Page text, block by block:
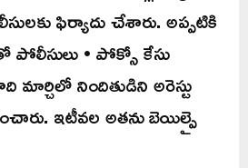
ఫిర్యాదు చేశారు. అప్పటికి
• పోక్సో కేసు
నిందితుడిని అరెస్టు
ఇటీవల అతను బెయిల్పై